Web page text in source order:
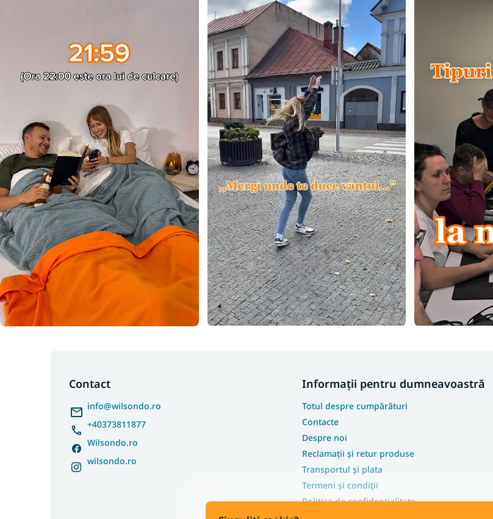
Contact
info@wilsondo.ro
+40373811877
Wilsondo.ro
wilsondo.ro
Informații pentru dumneavoastră
Totul despre cumpărături
Contacte
Despre noi
Reclamații și retur produse
Transportul și plata
Termeni și condiții
Politica de confidențialitate